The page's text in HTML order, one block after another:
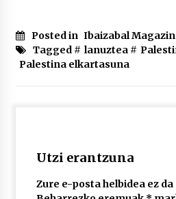
MUSIBLA #297:
Tiga, Twisted
2026/07/02
Posted in Ibaizabal
Tagged # lanuztea#
Palestina elkartasuna
Utzi erantzuna
Zure e-posta helbidea ez